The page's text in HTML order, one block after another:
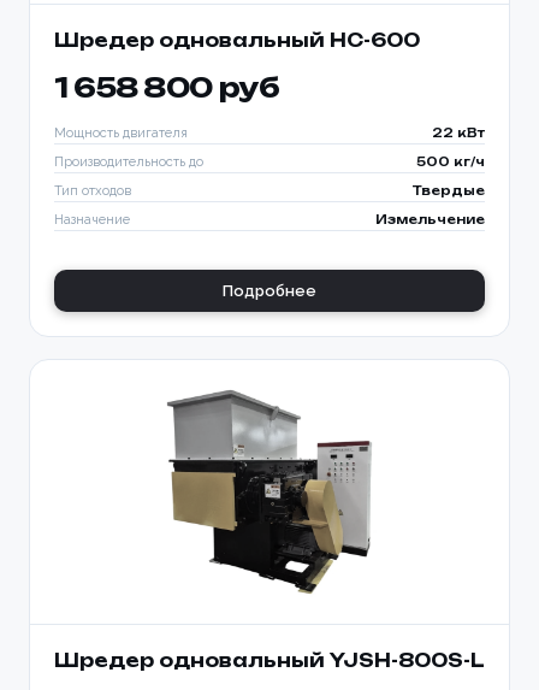
Шредер одновальный HC-600
1 658 800 руб
Мощность двигателя 22 кВт
Производительность до 500 кг/ч
Тип отходов Твердые
Назначение Измельчение
Подробнее
Шредер одновальный YJSH-800S-L